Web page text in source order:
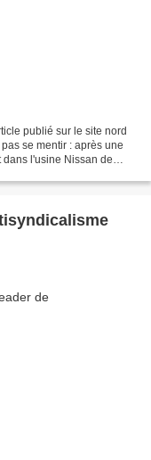
publié sur le site nord
se mentir : après une
l'usine Nissan de